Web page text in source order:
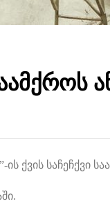
ქვის საჩეჩქვი